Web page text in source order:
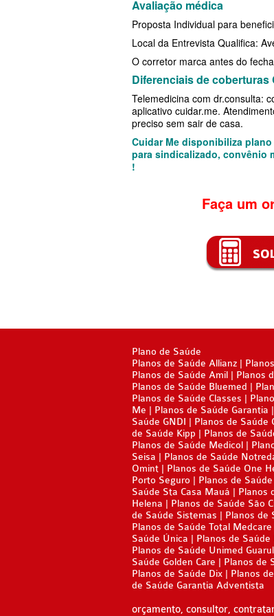
TOTAL MEDCARE PLANO
EMPRESARIAL
EMPRESARIAL
UNIHOSP PLANO DE
UNIMED CENTRAL
EMPRESARIAL
EMPRESARIAL
PLANO DE SAÚDE SISTEMAS
PLANO DE SAÚDE UNIMED
PLANO DE SAÚDE UNIMED
PLANO DE SAÚDE AMENO
Avaliação médica
Proposta Individual para
Local da Entrevista Qualifica:
O corretor marca antes do
Diferenciais de coberturas
Telemedicina com dr.consulta:
aplicativo cuidar.me.
preciso sem sair de casa.
Cuidar Me disponibiliza
para sindicalizado, convênio
!
Faça um
Plano de Saúde
Planos de Saúde Allianz
Planos de Saúde Amil
Planos
Planos de Saúde Bluemed
Planos de Saúde Classes
Me
Planos de Saúde Garantia
Saúde GNDI
Planos de Saúde
de Saúde Kipp
Planos de
Planos de Saúde Medicol
Seisa
Planos de Saúde
Omint
Planos de Saúde One
Porto Seguro
Planos de
Saúde Sta Casa Mauá
Planos
Helena
Planos de Saúde São
de Saúde Sistemas
Planos de
Planos de Saúde Total Medcare
Saúde Única
Planos de Saúde
Planos de Saúde Unimed
Saúde Golden Care
Planos de
Planos de Saúde Dix
Planos
de Saúde Garantia Adventista
orçamento, consultor,